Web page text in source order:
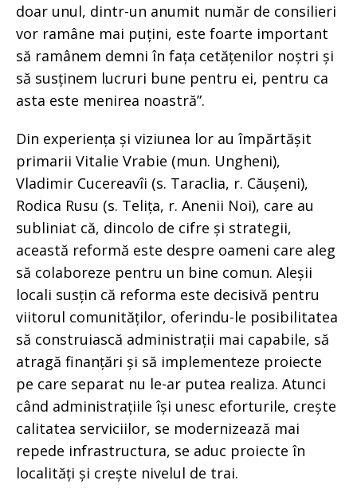
doar unul, dintr-un anumit număr de consilieri
vor ramâne mai puțini, este foarte important
să ramânem demni în fața cetățenilor noștri și
să susținem lucruri bune pentru ei, pentru ca
asta este menirea noastră”.
Din experiența și viziunea lor au împărtășit
primarii Vitalie Vrabie (mun. Ungheni),
Vladimir Cucereavîi (s. Taraclia, r. Căușeni),
Rodica Rusu (s. Telița, r. Anenii Noi), care au
subliniat că, dincolo de cifre și strategii,
această reformă este despre oameni care aleg
să colaboreze pentru un bine comun. Aleșii
locali susțin că reforma este decisivă pentru
viitorul comunităților, oferindu-le posibilitatea
să construiască administrații mai capabile, să
atragă finanțări și să implementeze proiecte
pe care separat nu le-ar putea realiza. Atunci
când administrațiile își unesc eforturile, crește
calitatea serviciilor, se modernizează mai
repede infrastructura, se aduc proiecte în
localități și crește nivelul de trai.